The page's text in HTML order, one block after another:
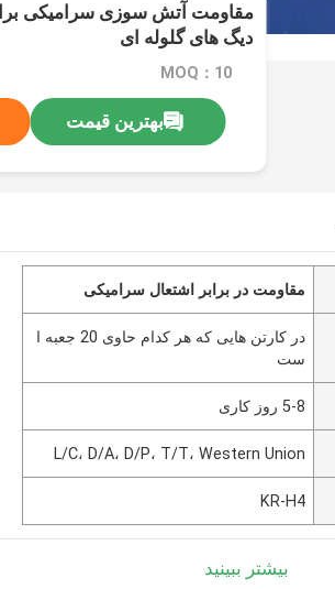
مقاومت آتش سوزی سرامیکی
دیگ های گلوله ای
MOQ：10
بهترین قیمت
مقاومت در برابر اشتعال سرامیکی
در کارتن هایی که هر کدام حاوی 20 جعبه ا
ست
5-8 روز کاری
L/C، D/A، D/P، T/T، Western Union
KR-H4
بیشتر ببینید